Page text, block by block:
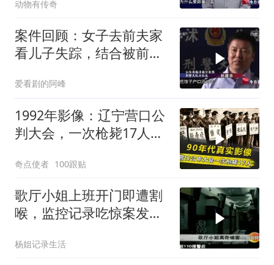
动物有传奇
案件回顾：女子去前夫家
看儿子失踪，结合被前夫
疑对象
爱看剧的阿峰
1992年影像：辽宁营口公
判大会，一次枪毙17人，
奇点使者 100跟贴
歌厅小姐上班开门即遭割
喉，监控记录吃惊案发全
杨姐记录生活